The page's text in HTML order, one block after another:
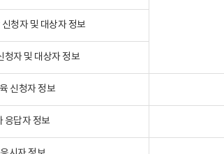
청자 및 대상자 정보
청자 및 대상자 정보
신청자 정보
응답자 정보